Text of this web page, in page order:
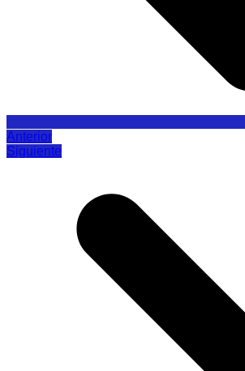
Anterior
Siguiente